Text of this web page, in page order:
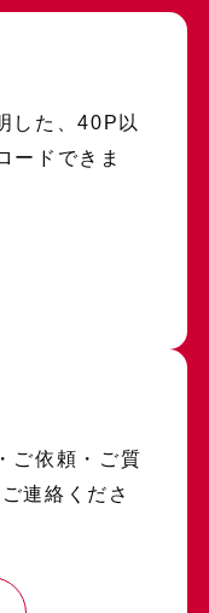
した、40P以
ードできま
ご依頼・ご質
連絡くださ